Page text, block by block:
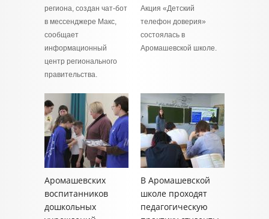
региона, создан чат-бот
в мессенджере Макс,
сообщает
информационный
центр регионального
правительства.
Акция «Детский
телефон доверия»
состоялась в
Аромашевской школе.
Аромашевских
воспитанников
дошкольных
В Аромашевской
школе проходят
педагогическую